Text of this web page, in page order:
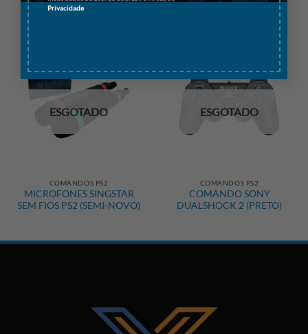
Privacidade
39.50€ IVA incluido
12.50€
ESGOTADO
COMANDOS PS2
MICROFONES SINGSTAR
SEM FIOS PS2 (SEMI-NOVO)
ESGOTADO
COMANDOS PS2
COMANDO SONY
DUALSHOCK 2 (PRETO)